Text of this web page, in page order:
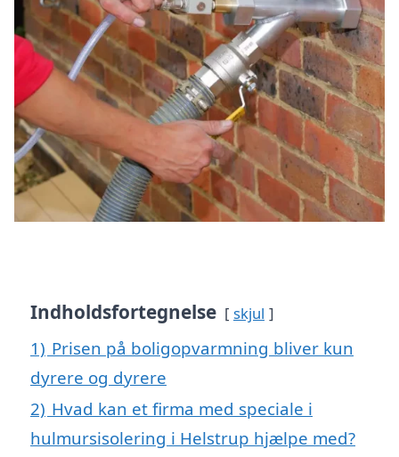
Indholdsfortegnelse skjul
1) Prisen på boligopvarmning bliver kun
dyrere og dyrere
2) Hvad kan et firma med speciale i
hulmursisolering i Helstrup hjælpe med?